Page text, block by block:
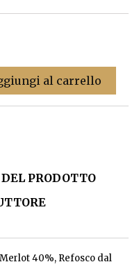
al carrello
PRODOTTO
40%, Refosco dal